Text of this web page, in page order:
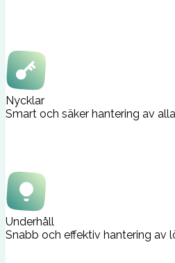
Nycklar
Smart och säker hantering av
Underhåll
Snabb och effektiv hantering av